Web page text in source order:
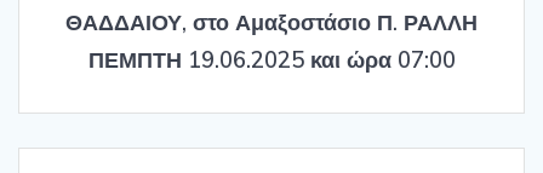
ΘΑΔΔΑΙΟΥ, στο Αμαξοστάσιο Π. ΡΑΛΛΗ
ΠΕΜΠΤΗ 19.06.2025 και ώρα 07:00